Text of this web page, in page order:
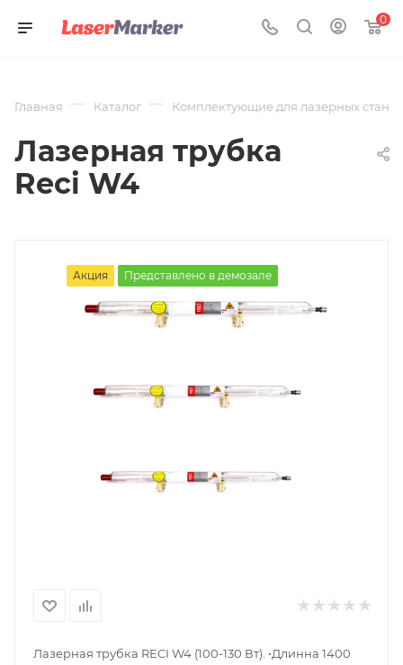
0
Лазерная трубка
Reci W4
Главная — Каталог — Комплектующие для лазерных
Акция Представлено в демозале
Лазерная трубка RECI W4 (100-130 Вт). •Длинна 1400